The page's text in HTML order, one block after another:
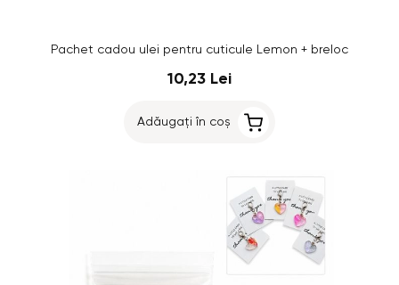
Pachet cadou ulei pentru cuticule Lemon + breloc
10,23 Lei
Adăugați în coș